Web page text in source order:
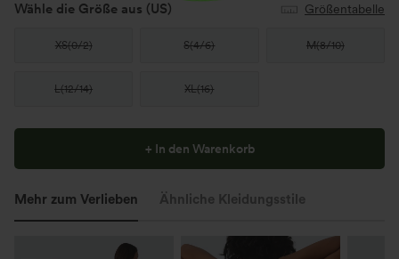
Wähle die Größe aus (US) Größentabelle
XS(0/2) S(4/6) M(8/10)
L(12/14) XL(16)
+ In den Warenkorb
Mehr zum Verlieben Ähnliche Kleidungsstile